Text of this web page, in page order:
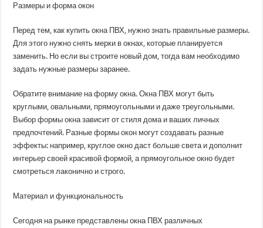
Размеры и форма окон
Перед тем, как купить окна ПВХ, нужно знать правильные размеры.
Для этого нужно снять мерки в окнах, которые планируется
заменить. Но если вы строите новый дом, тогда вам необходимо
задать нужные размеры заранее.
Обратите внимание на форму окна. Окна ПВХ могут быть
круглыми, овальными, прямоугольными и даже треугольными.
Выбор формы окна зависит от стиля дома и ваших личных
предпочтений. Разные формы окон могут создавать разные
эффекты: например, круглое окно даст больше света и дополнит
интерьер своей красивой формой, а прямоугольное окно будет
смотреться лаконично и строго.
Материал и функциональность
Сегодня на рынке представлены окна ПВХ различных